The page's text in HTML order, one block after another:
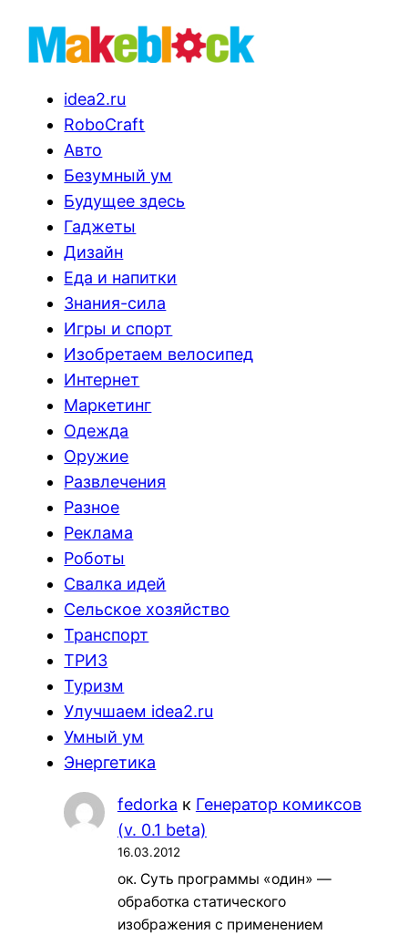
idea2.ru
RoboCraft
Авто
Безумный ум
Будущее здесь
Гаджеты
Дизайн
Еда и напитки
Знания-сила
Игры и спорт
Изобретаем велосипед
Интернет
Маркетинг
Одежда
Оружие
Развлечения
Разное
Реклама
Роботы
Свалка идей
Сельское хозяйство
Транспорт
ТРИЗ
Туризм
Улучшаем idea2.ru
Умный ум
Энергетика
fedorka к Генератор комиксов
(v. 0.1 beta)
16.03.2012
ок. Суть программы «один» —
обработка статического
изображения с применением